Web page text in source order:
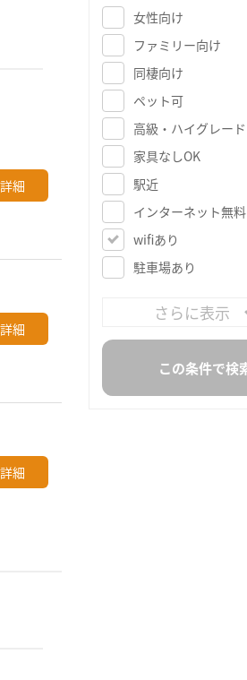
詳細
詳細
詳細
女性向け
ファミリー向け
同棲向け
ペット可
高級・ハイグレード
家具なしOK
駅近
インターネット無料
wifiあり
駐車場あり
さらに表示